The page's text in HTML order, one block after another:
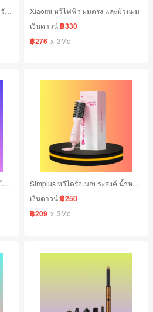
IWACHI เครื่องหนีบผม ขนาด 50 วัตต์ ร้อนเร็วภายใน 30 วินาที สีชมพู
Xiaomi หวีไฟฟ้า ผมตรง และม้วนผม
เงินดาวน์:฿330
฿276 x 3Mo
Simplus เครื่องหนีบผมตรง ระบบไอน้ำเย็น ปล่อยประจุลบ 80 ล้านหน่วย
เงินดาวน์:฿250
฿209 x 3Mo